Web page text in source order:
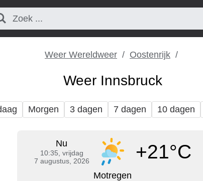
Weer Wereldweer Oostenrijk
Weer Innsbruck
Morgen 3 dagen 7 dagen 10 dagen
Nu
10:35, vrijdag
7 augustus, 2026
+21°C
Motregen